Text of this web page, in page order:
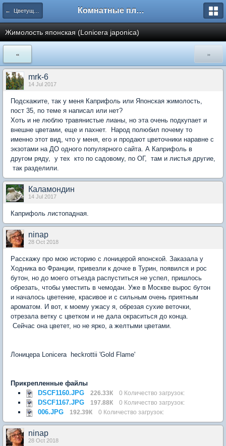
← Цветущие экзоты Комнатные плодовые экзоты
Жимолость японская (Lonicera japonica)
« »
mrk-6
14 Jul 2017
Подскажите, так у меня Каприфоль или Японская жимолость,
пост 35, по теме я написал или нет?
Хоть и не люблю травянистые лианы, но эта очень подкупает и
внешне цветами, еще и пахнет. Народ полюбил почему то
именно этот вид, что у меня, его и продают цветочники наравне с
экзотами на ДО одного популярного сайта. А Каприфоль в
другом ряду, у тех кто по садовому, по ОГ, там и листья другие,
так разделили.
Каламондин
14 Jul 2017
Каприфоль листопадная.
ninap
28 Oct 2018
Расскажу про мою историю с лоницерой японской. Заказала у
Ходника во Франции, привезли к дочке в Турин, появился и рос
бутон, но до моего отъезда распуститься не успел, пришлось
обрезать, чтобы уместить в чемодан. Уже в Москве вырос бутон
и началось цветение, красивое и с сильным очень приятным
ароматом. И вот, к моему ужасу я, обрезая сухие веточки,
отрезала ветку с цветком и не дала окраситься до конца.
Сейчас она цветет, но не ярко, а желтыми цветами.
Лоницера Lonicera heckrottii 'Gold Flame'
Прикрепленные файлы
DSCF1160.JPG
226.33К 0 Количество загрузок:
DSCF1167.JPG 197.88К 0 Количество загрузок:
006.JPG 192.39К 0 Количество загрузок:
ninap
28 Oct 2018